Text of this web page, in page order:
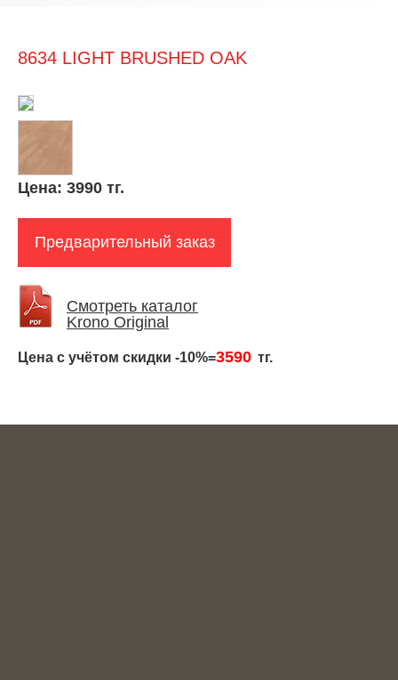
8634 LIGHT BRUSHED OAK
Цена: 3990 тг.
Предварительный заказ
Смотреть каталог
Krono Original
Цена с учётом скидки -10%=3590 тг.